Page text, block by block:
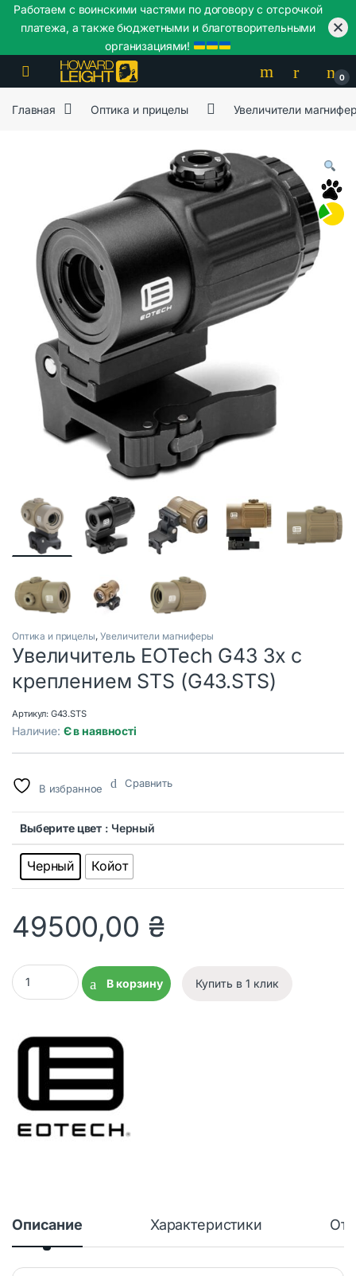
Skip to navigation
Skip to content
0
Главная Оптика и прицелы Увеличители
Оптика и прицелы, Увеличители магниферы
Увеличитель EOTech G43 3х с
креплением STS (G43.STS)
Артикул: G43.STS
Наличие: Є в наявності
В избранное Сравнить
Выберите цвет : Черный
Черный Койот
49500,00 ₴
Увеличитель EOTech G43 3х с креплением STS (G43.STS)
В корзину
Купить в 1 клик
Описание Характеристики
Работаем с воинскими частями по договору с отсрочкой
платежа, а также бюджетными и благотворительными
организациями!